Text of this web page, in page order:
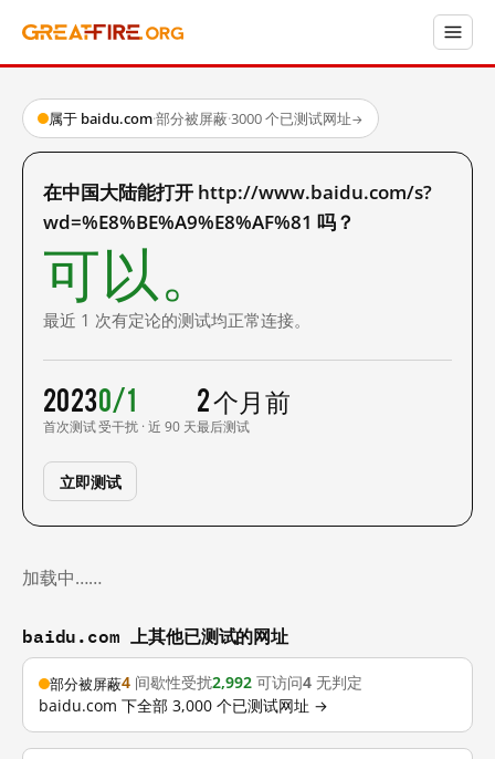
属于 baidu.com·部分被屏蔽·3000 个已测试网址→
在中国大陆能打开 http://www.baidu.com/s?
wd=%E8%BE%A9%E8%AF%81 吗？
可以。
最近 1 次有定论的测试均正常连接。
2023
首次测试
0/1
受干扰 · 近 90 天
2 个月前
最后测试
立即测试
加载中……
baidu.com 上其他已测试的网址
部分被屏蔽4 间歇性受扰2,992 可访问4 无判定
baidu.com 下全部 3,000 个已测试网址 →